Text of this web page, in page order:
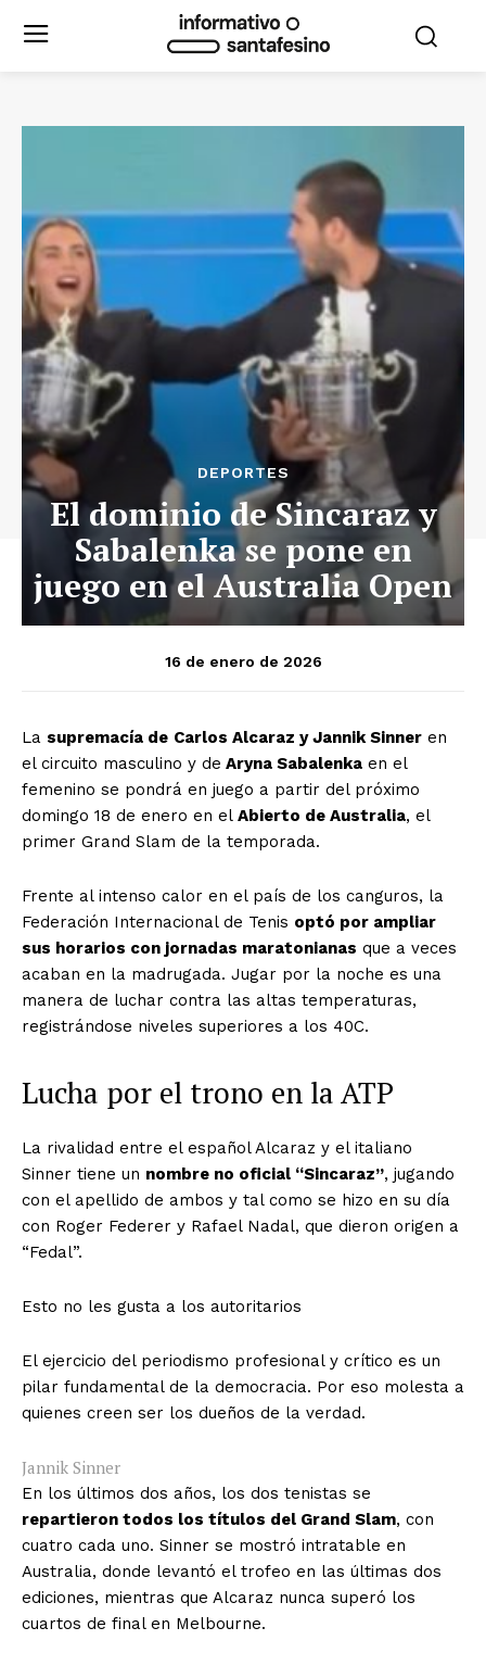
DEPORTES
El dominio de Sincaraz y
Sabalenka se pone en
juego en el Australia Open
16 de enero de 2026
La supremacía de Carlos Alcaraz y Jannik Sinner en
el circuito masculino y de Aryna Sabalenka en el
femenino se pondrá en juego a partir del próximo
domingo 18 de enero en el Abierto de Australia, el
primer Grand Slam de la temporada.
Frente al intenso calor en el país de los canguros, la
Federación Internacional de Tenis optó por ampliar
sus horarios con jornadas maratonianas que a veces
acaban en la madrugada. Jugar por la noche es una
manera de luchar contra las altas temperaturas,
registrándose niveles superiores a los 40C.
Lucha por el trono en la ATP
La rivalidad entre el español Alcaraz y el italiano
Sinner tiene un nombre no oficial “Sincaraz”, jugando
con el apellido de ambos y tal como se hizo en su día
con Roger Federer y Rafael Nadal, que dieron origen a
“Fedal”.
Esto no les gusta a los autoritarios
El ejercicio del periodismo profesional y crítico es un
pilar fundamental de la democracia. Por eso molesta a
quienes creen ser los dueños de la verdad.
Jannik Sinner
En los últimos dos años, los dos tenistas se
repartieron todos los títulos del Grand Slam, con
cuatro cada uno. Sinner se mostró intratable en
Australia, donde levantó el trofeo en las últimas dos
ediciones, mientras que Alcaraz nunca superó los
cuartos de final en Melbourne.